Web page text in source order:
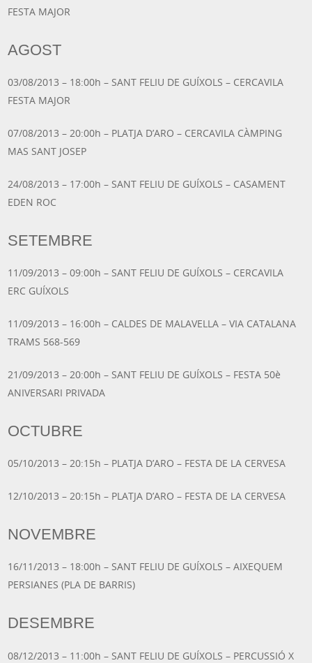
FESTA MAJOR
AGOST
03/08/2013 – 18:00h – SANT FELIU DE GUÍXOLS – CERCAVILA
FESTA MAJOR
07/08/2013 – 20:00h – PLATJA D’ARO – CERCAVILA CÀMPING
MAS SANT JOSEP
24/08/2013 – 17:00h – SANT FELIU DE GUÍXOLS – CASAMENT
EDEN ROC
SETEMBRE
11/09/2013 – 09:00h – SANT FELIU DE GUÍXOLS – CERCAVILA
ERC GUÍXOLS
11/09/2013 – 16:00h – CALDES DE MALAVELLA – VIA CATALANA
TRAMS 568-569
21/09/2013 – 20:00h – SANT FELIU DE GUÍXOLS – FESTA 50è
ANIVERSARI PRIVADA
OCTUBRE
05/10/2013 – 20:15h – PLATJA D’ARO – FESTA DE LA CERVESA
12/10/2013 – 20:15h – PLATJA D’ARO – FESTA DE LA CERVESA
NOVEMBRE
16/11/2013 – 18:00h – SANT FELIU DE GUÍXOLS – AIXEQUEM
PERSIANES (PLA DE BARRIS)
DESEMBRE
08/12/2013 – 11:00h – SANT FELIU DE GUÍXOLS – PERCUSSIÓ X